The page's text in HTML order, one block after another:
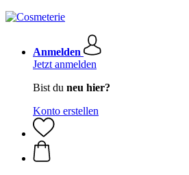
Anmelden
Jetzt anmelden
Bist du neu hier?
Konto erstellen